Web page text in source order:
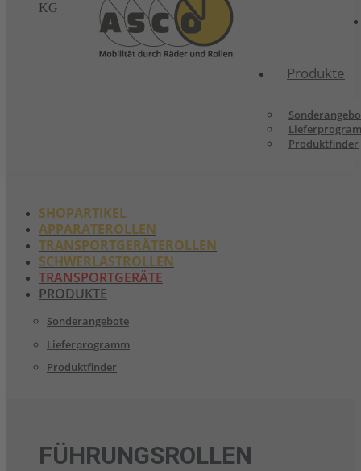
KG
Produkte
Produktfinder
SHOPARTIKEL
APPARATEROLLEN
TRANSPORTGERÄTEROLLEN
SCHWERLASTROLLEN
TRANSPORTGERÄTE
PRODUKTE
Sonderangebote
Lieferprogramm
Produktfinder
FÜHRUNGSROLLEN